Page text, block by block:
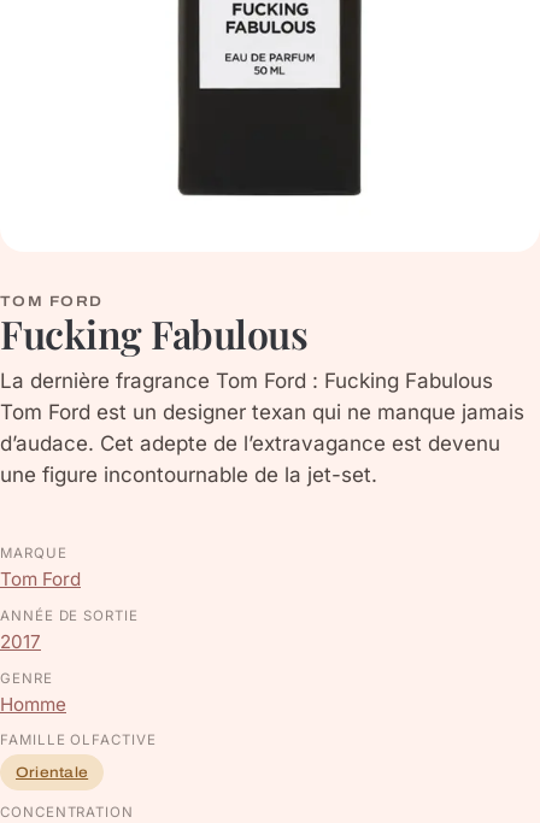
TOM FORD
Fucking Fabulous
La dernière fragrance Tom Ford : Fucking Fabulous
Tom Ford est un designer texan qui ne manque jamais
d’audace. Cet adepte de l’extravagance est devenu
une figure incontournable de la jet-set.
MARQUE
Tom Ford
ANNÉE DE SORTIE
2017
GENRE
Homme
FAMILLE OLFACTIVE
Orientale
CONCENTRATION